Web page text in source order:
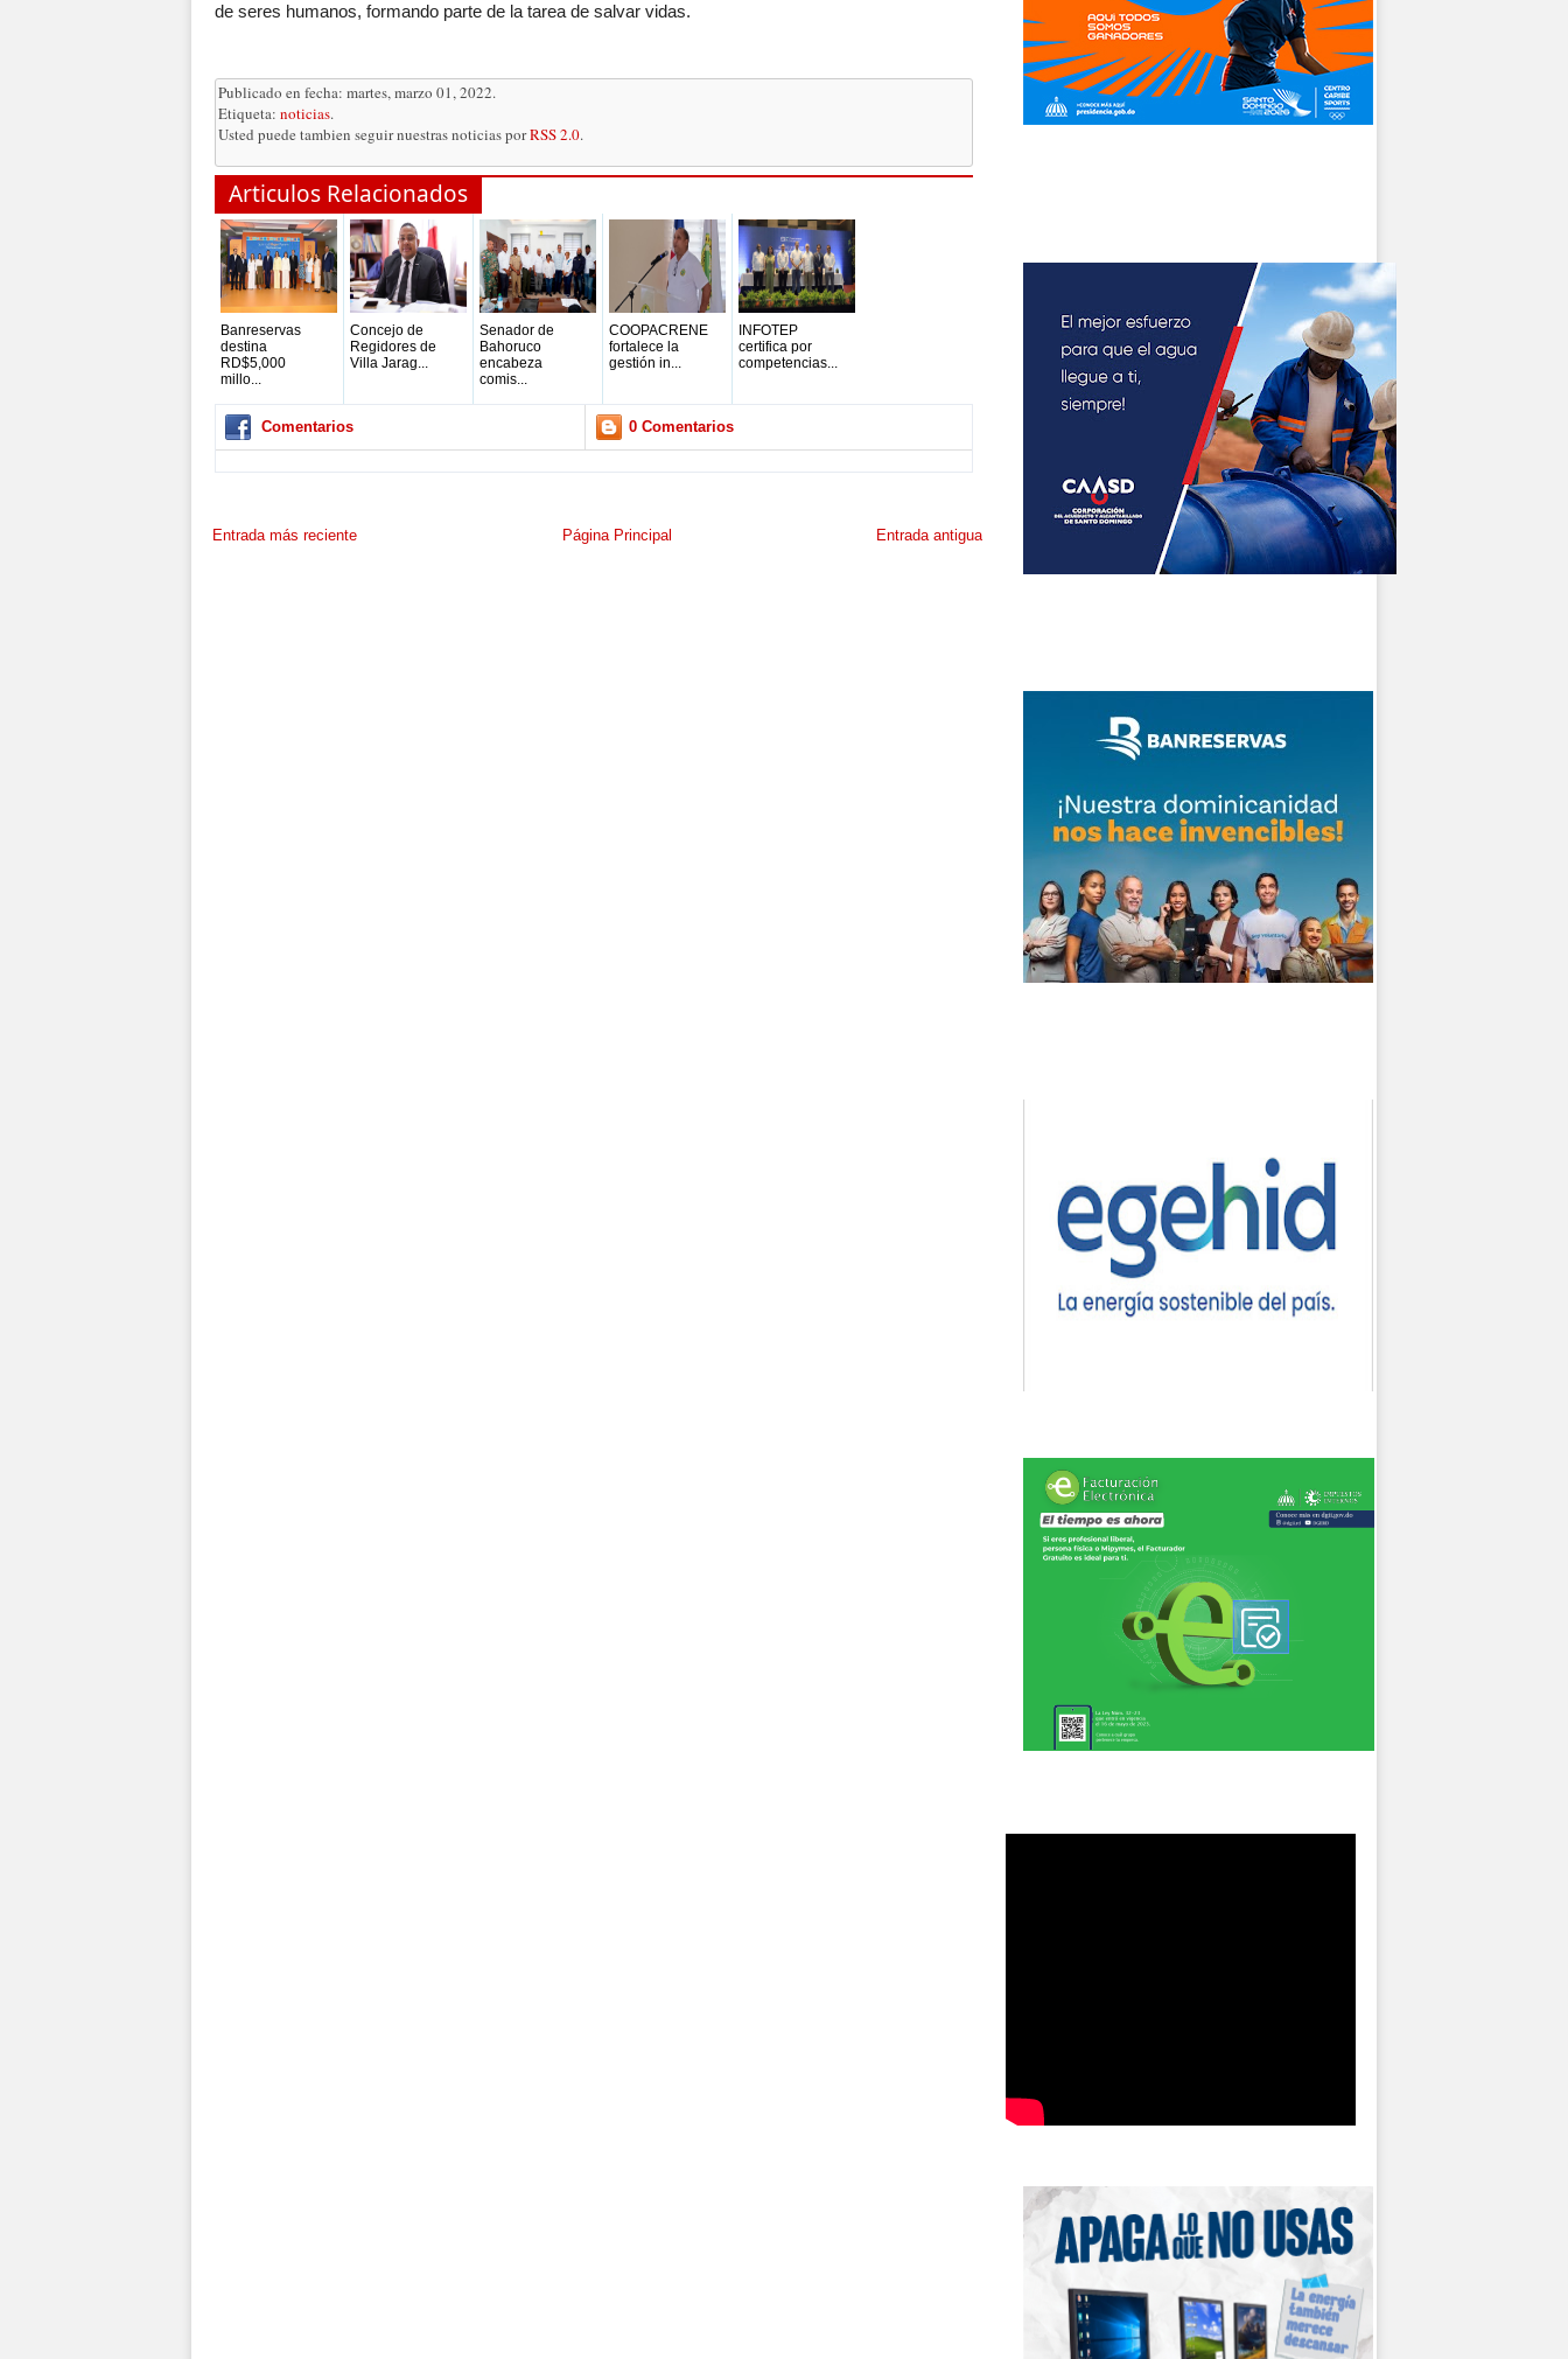
de seres humanos, formando parte de la tarea de salvar vidas.
Publicado en fecha: martes, marzo 01, 2022.
Etiqueta: noticias.
Usted puede tambien seguir nuestras noticias porRSS 2.0.
Articulos Relacionados
Banreservas
destina
RD$5,000
millo...
Concejo de
Regidores de
Villa Jarag...
Senador de
Bahoruco
encabeza
comis...
COOPACRENE
fortalece la
gestión in...
INFOTEP
certifica por
competencias...
Comentarios 0 Comentarios
Entrada más reciente Entrada antigua
Página Principal